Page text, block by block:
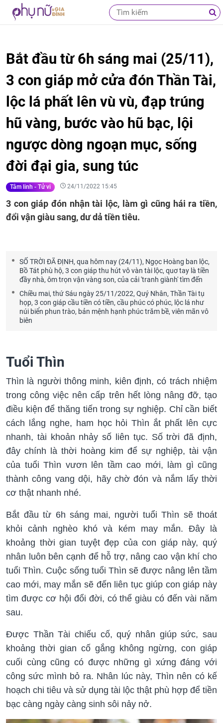
Bắt đầu từ 6h sáng mai (25/11),
3 con giáp mở cửa đón Thần Tài,
lộc lá phất lên vù vù, đạp trúng
hũ vàng, bước vào hũ bạc, lội
ngược dòng ngoạn mục, sống
đời đại gia, sung túc
Tâm linh - Tử vi 24/11/2022 15:45
3 con giáp đón nhận tài lộc, làm gì cũng hái ra tiền,
đổi vận giàu sang, dư dả tiền tiêu.
SỐ TRỜI ĐÃ ĐỊNH, qua hôm nay (24/11), Ngọc Hoàng ban lộc,
Bồ Tát phù hộ, 3 con giáp thu hút vô vàn tài lộc, quơ tay là tiền
đầy nhà, ôm trọn vận vàng son, của cải 'tranh giành' tìm đến
Chiều mai, thứ Sáu ngày 25/11/2022, Quý Nhân, Thần Tài tụ
họp, 3 con giáp cầu tiền có tiền, cầu phúc có phúc, lộc lá như
núi biển phun trào, bản mệnh hạnh phúc trăm bề, viên mãn vô
biên
Tuổi Thìn
Thìn là người thông minh, kiên định, có trách nhiệm
trong công việc nên cấp trên hết lòng nâng đỡ, tạo
điều kiện để thăng tiến trong sự nghiệp. Chỉ cần biết
cách lắng nghe, ham học hỏi Thìn ắt phất lên cực
nhanh, tài khoản nhảy số liên tục. Số trời đã định,
đây chính là thời hoàng kim để sự nghiệp, tài vận
của tuổi Thìn vươn lên tầm cao mới, làm gì cũng
thành công vang dội, hãy chờ đón và nắm lấy thời
cơ thật nhanh nhé.
Bắt đầu từ 6h sáng mai, người tuổi Thìn sẽ thoát
khỏi cảnh nghèo khó và kém may mắn. Đây là
khoảng thời gian tuyệt đẹp của con giáp này, quý
nhân luôn bên cạnh để hỗ trợ, nâng cao vận khí cho
tuổi Thìn. Cuộc sống tuổi Thìn sẽ được nâng lên tầm
cao mới, may mắn sẽ đến liên tục giúp con giáp này
tìm được cơ hội đổi đời, có thể giàu có đến vài năm
sau.
Được Thần Tài chiếu cố, quý nhân giúp sức, sau
khoảng thời gian cố gắng không ngừng, con giáp
cuối cùng cũng có được những gì xứng đáng với
công sức mình bỏ ra. Nhân lúc này, Thìn nên có kế
hoạch chi tiêu và sử dụng tài lộc thật phù hợp để tiền
bạc càng ngày càng sinh sôi nảy nở.